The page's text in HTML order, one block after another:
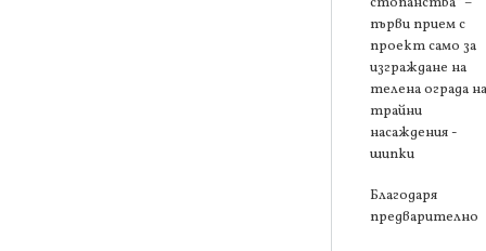
първи прием с
проект само за
изграждане на
телена ограда на
трайни
насаждения -
шипки
Благодаря
предварително